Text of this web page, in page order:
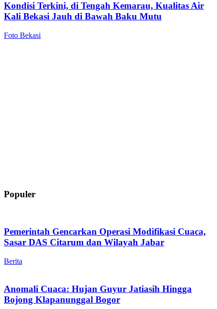
Kondisi Terkini, di Tengah Kemarau, Kualitas Air
Kali Bekasi Jauh di Bawah Baku Mutu
Foto Bekasi
Populer
Pemerintah Gencarkan Operasi Modifikasi Cuaca,
Sasar DAS Citarum dan Wilayah Jabar
Berita
Anomali Cuaca: Hujan Guyur Jatiasih Hingga
Bojong Klapanunggal Bogor